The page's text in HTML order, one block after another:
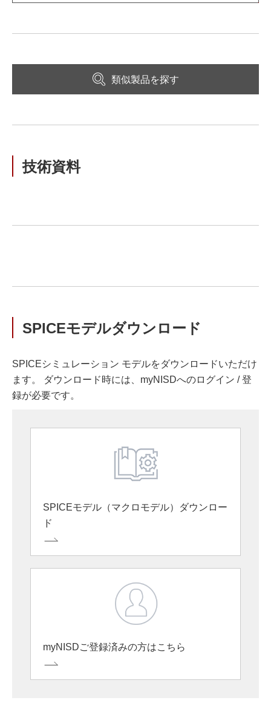
類似製品を探す
技術資料
SPICEモデルダウンロード
SPICEシミュレーション モデルをダウンロードいただけ
ます。 ダウンロード時には、myNISDへのログイン / 登
録が必要です。
SPICEモデル（マクロモデル）ダウンロー
ド
myNISDご登録済みの方はこちら